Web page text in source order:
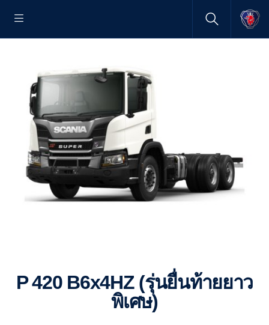
P 420 B6x4HZ (รุ่นยื่นท้ายยาว
พิเศษ)